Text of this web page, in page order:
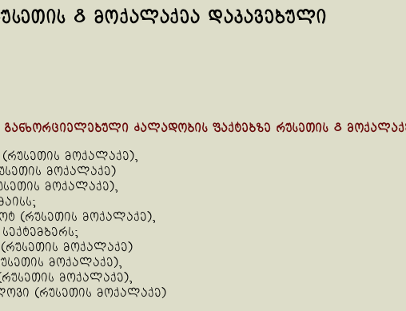
8 მოქალაქეა დაკავებული
ძალადობის ფაქტებზე რუსეთის 8
მოქალაქე),
მოქალაქე)
მოქალაქე),
(რუსეთის მოქალაქე),
მოქალაქე)
მოქალაქე),
მოქალაქე),
(რუსეთის მოქალაქე)